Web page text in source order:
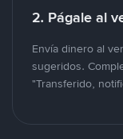
2. Págale al
Envía dinero al
sugeridos.
"Transferido,